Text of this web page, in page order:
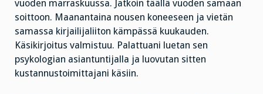
vuoden marraskuussa. Jatkoin täällä vuoden samaan
soittoon. Maanantaina nousen koneeseen ja vietän
samassa kirjailijaliiton kämpässä kuukauden.
Käsikirjoitus valmistuu. Palattuani luetan sen
psykologian asiantuntijalla ja luovutan sitten
kustannustoimittajani käsiin.